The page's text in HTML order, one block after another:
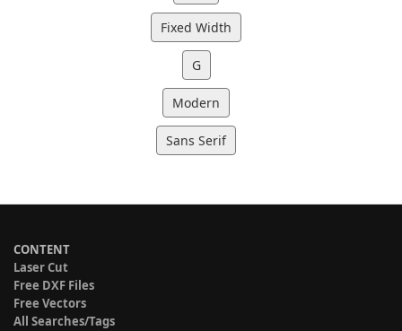
Fixed Width
G
Modern
Sans Serif
CONTENT
Laser Cut
Free DXF Files
Free Vectors
All Searches/Tags